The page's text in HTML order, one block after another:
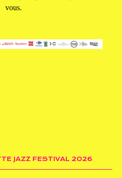
vous.
JAZZ FESTIVAL 2026